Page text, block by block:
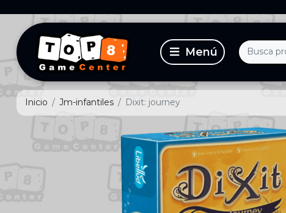
Inicio Jm-infantiles Dixit: journey